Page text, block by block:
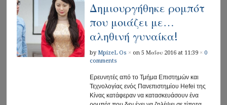
Δημιουργήθηκε ρομπότ
που μοιάζει με…
αληθινή γυναίκα!
by MpizeL Os × on 5 Μαΐου 2016 at 11:39 × 0
comments
Ερευνητές από το Τμήμα Επιστημών και
Τεχνολογίας ενός Πανεπιστημίου Hefei της
Κίνας κατάφεραν να κατασκευάσουν ένα